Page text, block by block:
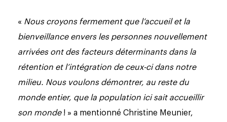
« Nous croyons fermement que l’accueil et la
bienveillance envers les personnes nouvellement
arrivées ont des facteurs déterminants dans la
rétention et l’intégration de ceux-ci dans notre
milieu. Nous voulons démontrer, au reste du
monde entier, que la population ici sait accueillir
son monde! » a mentionné Christine Meunier,